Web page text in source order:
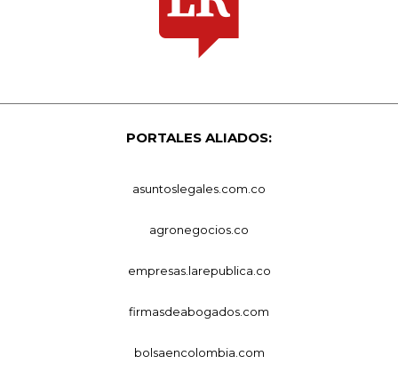
PORTALES ALIADOS:
asuntoslegales.com.co
agronegocios.co
empresas.larepublica.co
firmasdeabogados.com
bolsaencolombia.com